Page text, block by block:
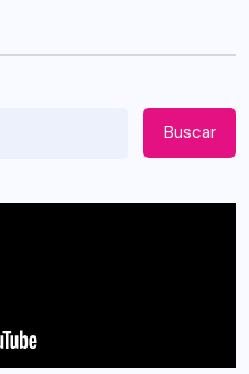
Buscar